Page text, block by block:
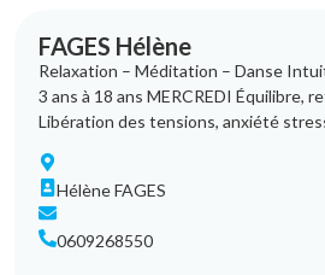
FAGES Hélène
Relaxation – Méditation – Danse
3 ans à 18 ans MERCREDI Équilibre,
Libération des tensions, anxiété
Hélène FAGES
0609268550